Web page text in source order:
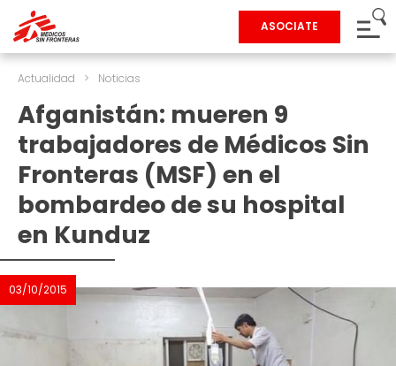
ASOCIATE
Actualidad > Noticias
Afganistán: mueren 9
trabajadores de Médicos Sin
Fronteras (MSF) en el
bombardeo de su hospital
en Kunduz
03/10/2015